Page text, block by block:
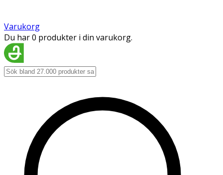
Varukorg
Du har 0 produkter i din varukorg.